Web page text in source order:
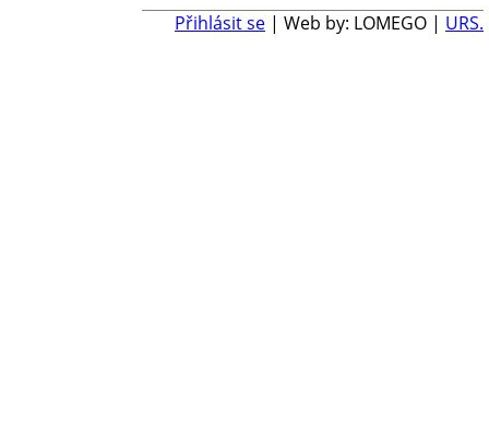
Přihlásit se | Web by: LOMEGO | URS.